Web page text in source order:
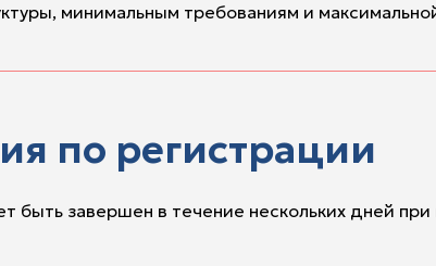
минимальным требованиям и
по регистрации
быть завершен в течение нескольких дней